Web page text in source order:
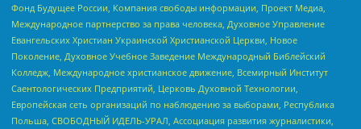
Фонд Будущее России, Компания свободы информации, Проект Медиа,
Международное партнерство за права человека, Духовное Управление
Евангельских Христиан Украинской Христианской Церкви, Новое
Поколение, Духовное Учебное Заведение Международный Библейский
Колледж, Международное христианское движение, Всемирный Институт
Саентологических Предприятий, Церковь Духовной Технологии,
Европейская сеть организаций по наблюдению за выборами, Республика
Польша, СВОБОДНЫЙ ИДЕЛЬ-УРАЛ, Ассоциация развития журналистики,